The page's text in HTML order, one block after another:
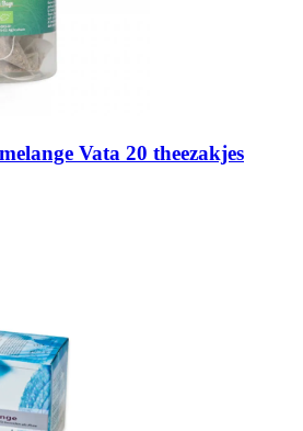
Vata 20 theezakjes